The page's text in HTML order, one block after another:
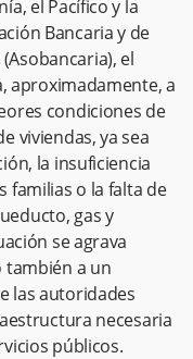
el Pacífico y la
Bancaria y de
el
aproximadamente, a
condiciones de
viviendas, ya sea
la insuficiencia
familias o la falta de
gas y
se agrava
también a un
las autoridades
necesaria
públicos.